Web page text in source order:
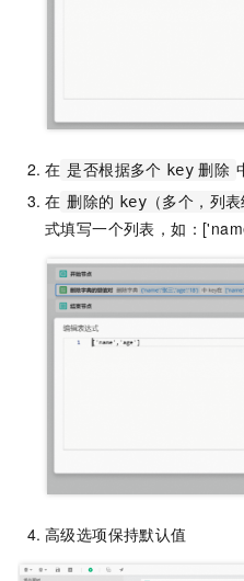
在 是否根据多个 key 删除
在 删除的 key（多个，列表
式填写一个列表，如：
高级选项保持默认值